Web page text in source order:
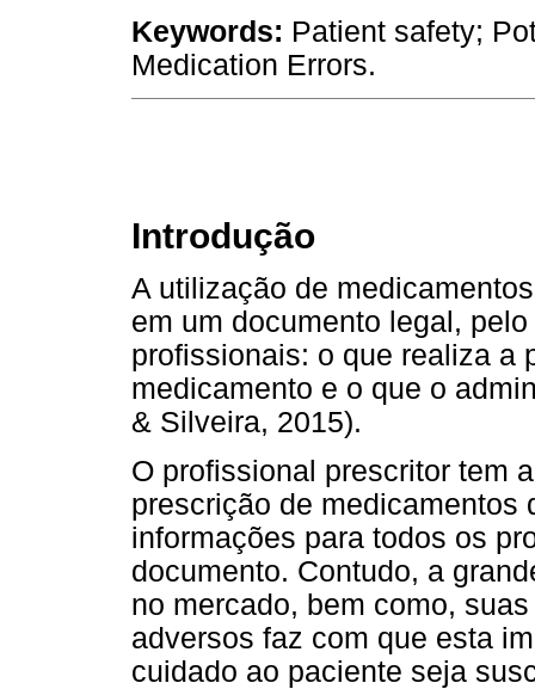
Keywords: Patient safety;
Medication Errors.
Introdução
A utilização de
em um documento legal,
profissionais: o que realiza a
medicamento e o que o
& Silveira, 2015).
O profissional prescritor tem
prescrição de medicamentos
informações para todos os
documento. Contudo, a
no mercado, bem como,
adversos faz com que esta
cuidado ao paciente seja